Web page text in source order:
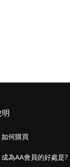
如何購買
成為AA會員的好處是?